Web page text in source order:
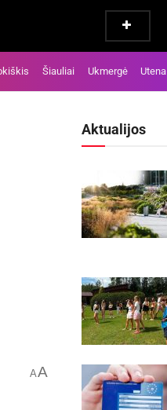
Šiauliai Ukmergė Utena
AA
Aktualijos